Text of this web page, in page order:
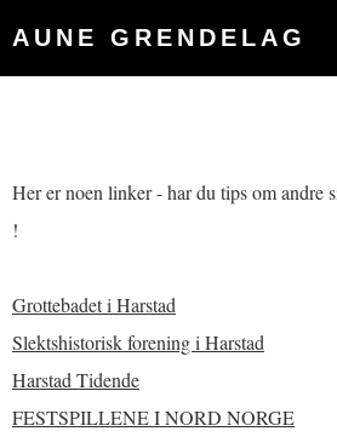
AUNE GRENDELAG
Her er noen linker - har du tips om andre
!
Grottebadet i Harstad
Slektshistorisk forening i Harstad
Harstad Tidende
FESTSPILLENE I NORD NORGE